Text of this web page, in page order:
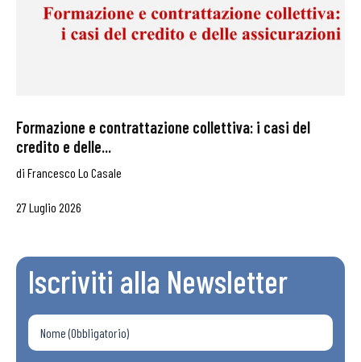
Formazione e contrattazione collettiva: i casi del
credito e delle...
di Francesco Lo Casale
27 Luglio 2026
Iscriviti alla Newsletter